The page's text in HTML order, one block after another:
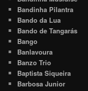
Bandinha Pilantra
Bando da Lua
Bando de Tangarás
Bango
Banlavoura
Banzo Trio
Baptista Siqueira
Barbosa Junior